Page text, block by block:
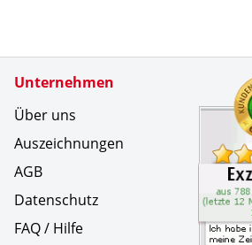
Unternehmen
Über uns
Auszeichnungen
AGB
Datenschutz
FAQ / Hilfe